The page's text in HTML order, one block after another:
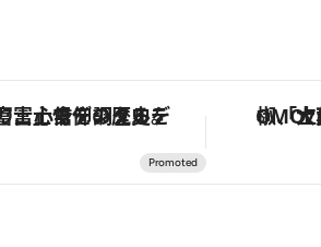
」でデジタルデトックス。冨士信仰の歴史を辿り、心身を調える。